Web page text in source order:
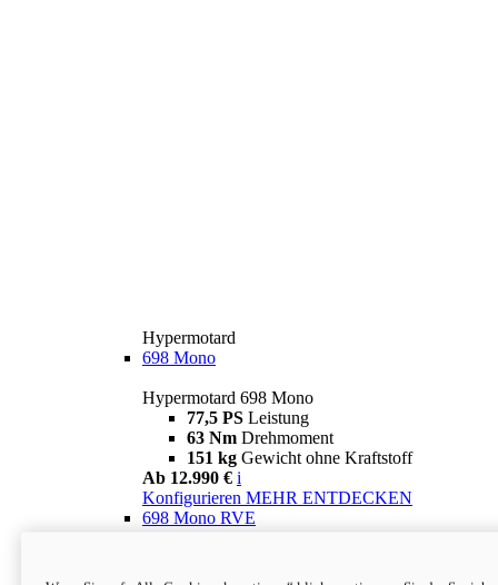
Hypermotard
698 Mono
Hypermotard 698 Mono
77,5 PS Leistung
63 Nm Drehmoment
151 kg Gewicht ohne Kraftstoff
Ab 12.990 € i
Konfigurieren MEHR ENTDECKEN
698 Mono RVE
77,5 PS
Leistung